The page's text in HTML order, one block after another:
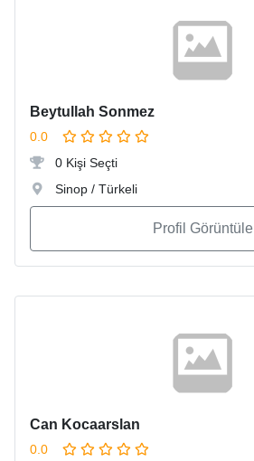
Beytullah Sonmez
0.0
0 Kişi Seçti
Sinop / Türkeli
Profil Görüntüle
Can Kocaarslan
0.0